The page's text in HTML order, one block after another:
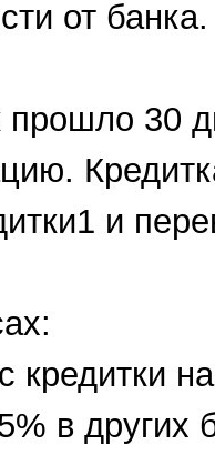
от
прошло 30
и
кредитки
в других